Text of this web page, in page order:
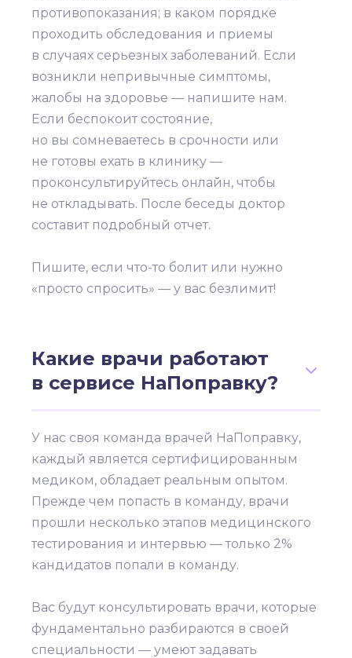
противопоказания; в каком порядке
проходить обследования и приемы
в случаях серьезных заболеваний. Если
возникли непривычные симптомы,
жалобы на здоровье — напишите нам.
Если беспокоит состояние,
но вы сомневаетесь в срочности или
не готовы ехать в клинику —
проконсультируйтесь онлайн, чтобы
не откладывать. После беседы доктор
составит подробный отчет.
Пишите, если что-то болит или нужно
«просто спросить» — у вас безлимит!
Какие врачи работают
в сервисе НаПоправку?
У нас своя команда врачей НаПоправку,
каждый является сертифицированным
медиком, обладает реальным опытом.
Прежде чем попасть в команду, врачи
прошли несколько этапов медицинского
тестирования и интервью — только 2%
кандидатов попали в команду.
Вас будут консультировать врачи, которые
фундаментально разбираются в своей
специальности — умеют задавать